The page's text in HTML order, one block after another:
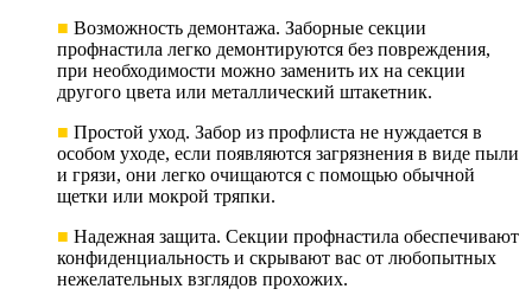
■ Возможность демонтажа. Заборные секции
профнастила легко демонтируются без повреждения,
при необходимости можно заменить их на секции
другого цвета или металлический штакетник.
■ Простой уход. Забор из профлиста не нуждается в
особом уходе, если появляются загрязнения в виде пыли
и грязи, они легко очищаются с помощью обычной
щетки или мокрой тряпки.
■ Надежная защита. Секции профнастила обеспечивают
конфиденциальность и скрывают вас от любопытных
нежелательных взглядов прохожих.